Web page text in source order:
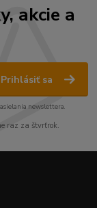
akcie a
Prihlásiť sa
newslettera.
raz za štvrťrok.